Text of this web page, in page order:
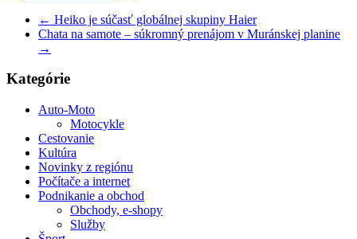
← Heiko je súčasť globálnej skupiny Haier
Chata na samote – súkromný prenájom v Muránskej planine
→
Kategórie
Auto-Moto
Motocykle
Cestovanie
Kultúra
Novinky z regiónu
Počítače a internet
Podnikanie a obchod
Obchody, e-shopy
Služby